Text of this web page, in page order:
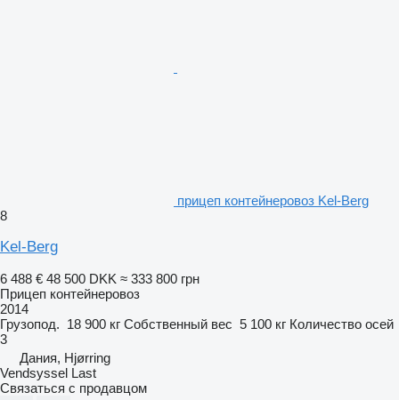
прицеп контейнеровоз Kel-Berg
8
Kel-Berg
6 488 € 48 500 DKK ≈ 333 800 грн
Прицеп контейнеровоз
2014
Грузопод. 18 900 кг Собственный вес 5 100 кг Количество осей
3
Дания, Hjørring
Vendsyssel Last
Связаться с продавцом